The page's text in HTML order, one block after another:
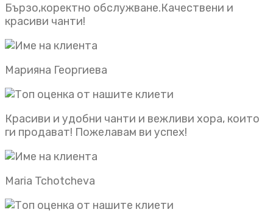
Бързо,коректно обслужване.Качествени и
красиви чанти!
Марияна Георгиева
Красиви и удобни чанти и вежливи хора, които
ги продават! Пожелавам ви успех!
Maria Tchotcheva